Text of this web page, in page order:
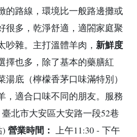
的路線，環境比一般路邊攤或
很多，乾淨舒適，適閤家庭聚
吵雜。主打溫體羊肉， 新鮮度
擇也多，除了基本的藥膳紅
底（檸檬香茅口味滿特別）
，適合口味不同的朋友。服務
臺北市大安區大安路一段52巷
) 營業時間：
上午11:30 - 下午